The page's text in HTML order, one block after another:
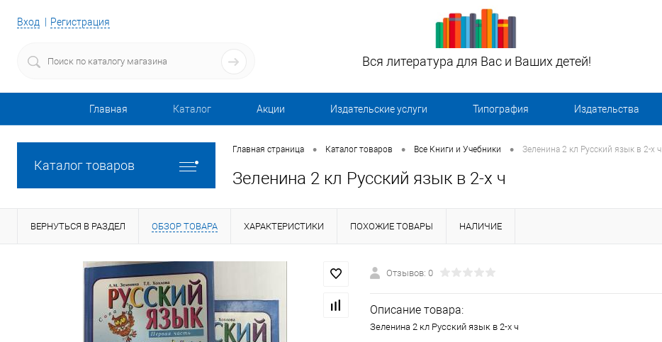
Вход Регистрация
Вся литература для Вас и Ваших детей!
Главная Каталог Акции Издательские услуги Типография Издательства
Каталог товаров
Главная страница • Каталог товаров • Все Книги и Учебники • Зеленина 2 кл Русский язык в 2-х ч
Зеленина 2 кл Русский язык в 2-х ч
ВЕРНУТЬСЯ В РАЗДЕЛ ОБЗОР ТОВАРА ХАРАКТЕРИСТИКИ ПОХОЖИЕ ТОВАРЫ НАЛИЧИЕ
Отзывов: 0
Описание товара:
Зеленина 2 кл Русский язык в 2-х ч